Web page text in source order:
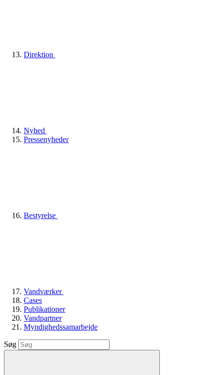
Direktion
Nyhed
Pressenyheder
Bestyrelse
Vandværker
Cases
Publikationer
Vandpartner
Myndighedssamarbejde
Søg